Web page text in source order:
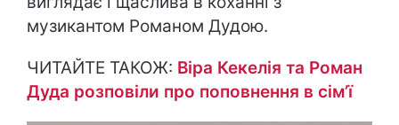
музикантом Романом Дудою.
ЧИТАЙТЕ ТАКОЖ: Віра Кекелія та Роман
Дуда розповіли про поповнення в сім’ї